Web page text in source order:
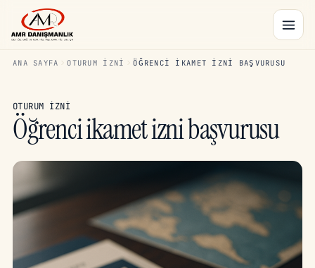
ANA SAYFA OTURUM İZNI ÖĞRENCI IKAMET IZNI BAŞVURUSU
OTURUM İZNI
Öğrenci ikamet izni başvurusu